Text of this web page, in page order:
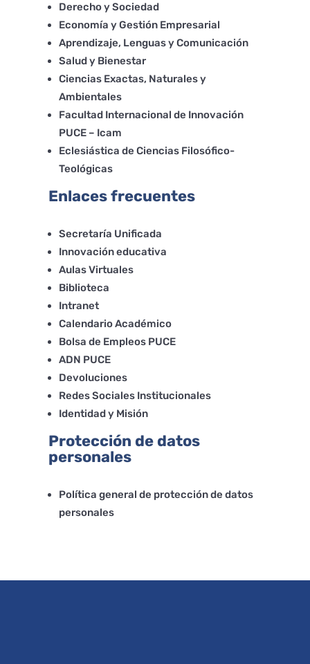
Derecho y Sociedad
Economía y Gestión Empresarial
Aprendizaje, Lenguas y Comunicación
Salud y Bienestar
Ciencias Exactas, Naturales y
Ambientales
Facultad Internacional de Innovación
PUCE – Icam
Eclesiástica de Ciencias Filosófico-
Teológicas
Enlaces frecuentes
Secretaría Unificada
Innovación educativa
Aulas Virtuales
Biblioteca
Intranet
Calendario Académico
Bolsa de Empleos PUCE
ADN PUCE
Devoluciones
Redes Sociales Institucionales
Identidad y Misión
Protección de datos
personales
Política general de protección de datos
personales